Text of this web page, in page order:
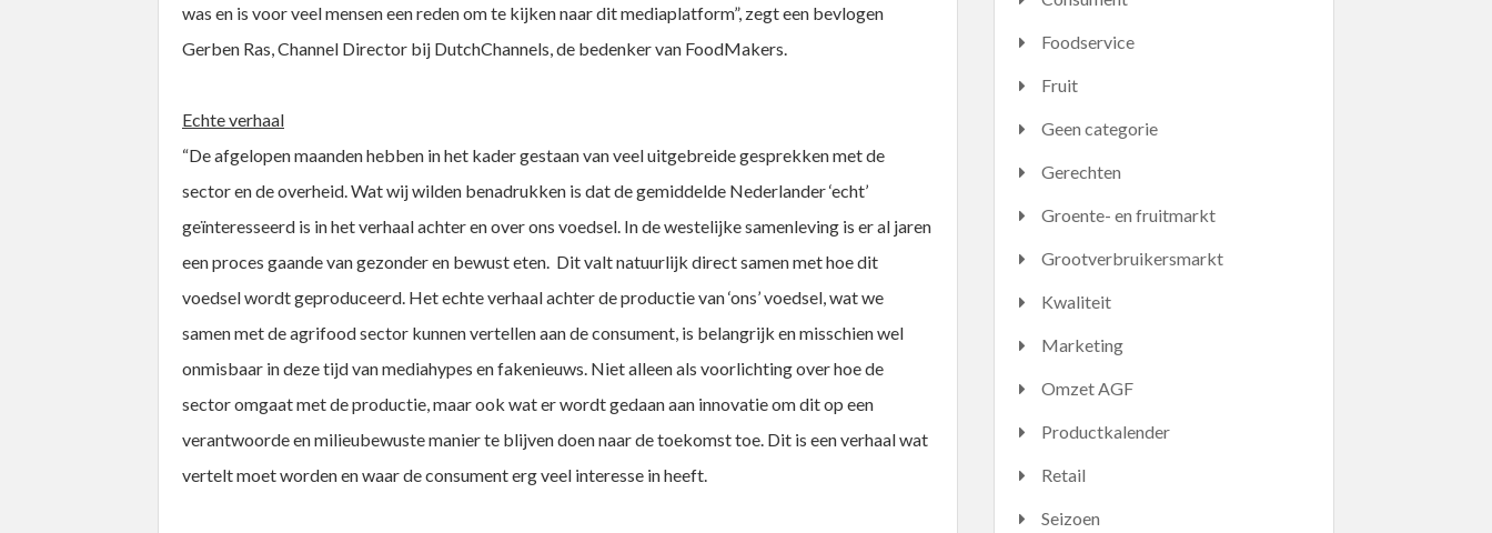
was en is voor veel mensen een reden om te kijken naar dit mediaplatform”, zegt een bevlogen
Gerben Ras, Channel Director bij DutchChannels, de bedenker van FoodMakers.
Echte verhaal
“De afgelopen maanden hebben in het kader gestaan van veel uitgebreide gesprekken met de
sector en de overheid. Wat wij wilden benadrukken is dat de gemiddelde Nederlander ‘echt’
geïnteresseerd is in het verhaal achter en over ons voedsel. In de westelijke samenleving is er al jaren
een proces gaande van gezonder en bewust eten. Dit valt natuurlijk direct samen met hoe dit
voedsel wordt geproduceerd. Het echte verhaal achter de productie van ‘ons’ voedsel, wat we
samen met de agrifood sector kunnen vertellen aan de consument, is belangrijk en misschien wel
onmisbaar in deze tijd van mediahypes en fakenieuws. Niet alleen als voorlichting over hoe de
sector omgaat met de productie, maar ook wat er wordt gedaan aan innovatie om dit op een
verantwoorde en milieubewuste manier te blijven doen naar de toekomst toe. Dit is een verhaal wat
vertelt moet worden en waar de consument erg veel interesse in heeft.
Foodservice
Fruit
Geen categorie
Gerechten
Groente- en fruitmarkt
Grootverbruikersmarkt
Kwaliteit
Marketing
Omzet AGF
Productkalender
Retail
Seizoen